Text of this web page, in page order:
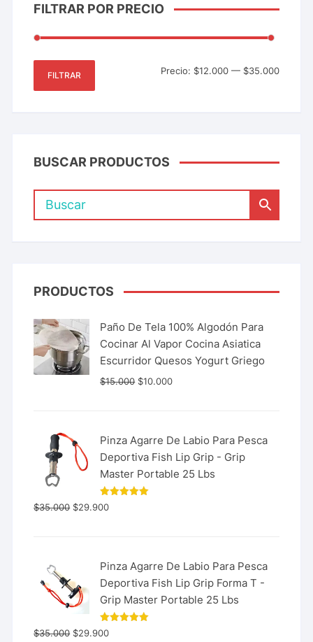
FILTRAR POR PRECIO
FILTRAR Precio: $12.000— $35.000
BUSCAR PRODUCTOS
PRODUCTOS
Paño De Tela 100% Algodón Para
Cocinar Al Vapor Cocina Asiatica
Escurridor Quesos Yogurt Griego
$15.000 $10.000
Pinza Agarre De Labio Para Pesca
Deportiva Fish Lip Grip - Grip
Master Portable 25 Lbs
Valorado
con
$35.000 $29.900
Pinza Agarre De Labio Para Pesca
Deportiva Fish Lip Grip Forma T -
Grip Master Portable 25 Lbs
Valorado
con
$35.000 $29.900